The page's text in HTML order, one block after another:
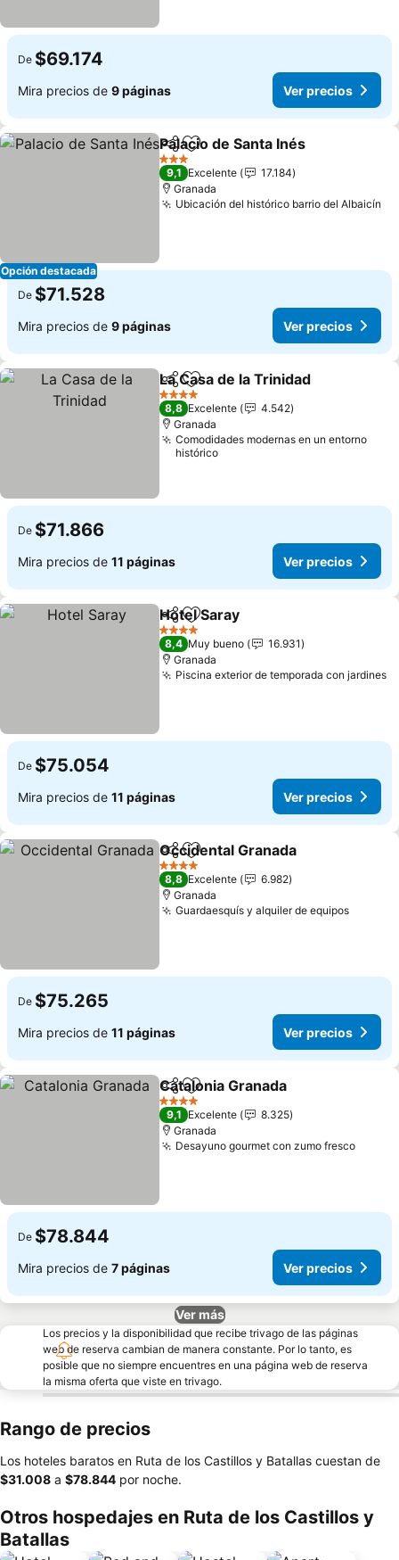
De $69.174
Mira precios de 9 páginas Ver precios
Opción destacada
CompartirAgregar a favoritos
Palacio de Santa Inés
3 Estrellas
9,1 Excelente
17.184
Granada
Ubicación del histórico barrio del Albaicín
De $71.528
Mira precios de 9 páginas Ver precios
CompartirAgregar a favoritos
La Casa de la Trinidad
4 Estrellas
8,8 Excelente
4.542
Granada
Comodidades modernas en un entorno
histórico
De $71.866
Mira precios de 11 páginas Ver precios
CompartirAgregar a favoritos
Hotel Saray
4 Estrellas
8,4 Muy bueno
16.931
Granada
Piscina exterior de temporada con jardines
De $75.054
Mira precios de 11 páginas Ver precios
CompartirAgregar a favoritos
Occidental Granada
4 Estrellas
8,8 Excelente
6.982
Granada
Guardaesquís y alquiler de equipos
De $75.265
Mira precios de 11 páginas Ver precios
CompartirAgregar a favoritos
Catalonia Granada
4 Estrellas
9,1 Excelente
8.325
Granada
Desayuno gourmet con zumo fresco
De $78.844
Mira precios de 7 páginas Ver precios
Ver más
Los precios y la disponibilidad que recibe trivago de las páginas
web de reserva cambian de manera constante. Por lo tanto, es
posible que no siempre encuentres en una página web de reserva
la misma oferta que viste en trivago.
Rango de precios
Los hoteles baratos en Ruta de los Castillos y Batallas cuestan de
‎$31.008 a ‎$78.844 por noche.
Otros hospedajes en Ruta de los Castillos y
Batallas